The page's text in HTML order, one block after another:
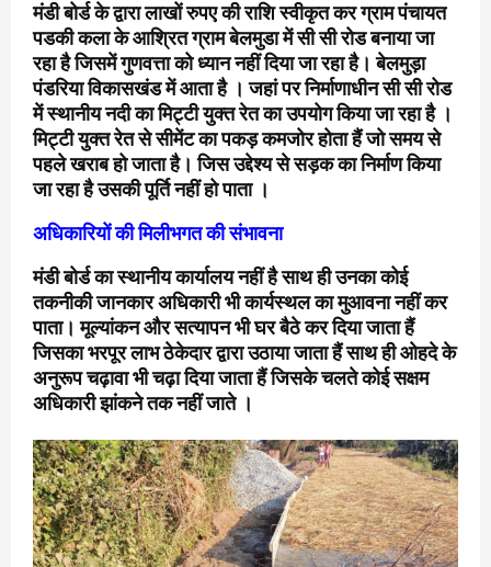
मंडी बोर्ड के द्वारा लाखों रुपए की राशि स्वीकृत कर ग्राम पंचायत
पडकी कला के आश्रित ग्राम बेलमुडा में सी सी रोड बनाया जा
रहा है जिसमें गुणवत्ता को ध्यान नहीं दिया जा रहा है। बेलमुड़ा
पंडरिया विकासखंड में आता है । जहां पर निर्माणाधीन सी सी रोड
में स्थानीय नदी का मिट्टी युक्त रेत का उपयोग किया जा रहा है ।
मिट्टी युक्त रेत से सीमेंट का पकड़ कमजोर होता हैं जो समय से
पहले खराब हो जाता है। जिस उद्देश्य से सड़क का निर्माण किया
जा रहा है उसकी पूर्ति नहीं हो पाता ।
अधिकारियों की मिलीभगत की संभावना
मंडी बोर्ड का स्थानीय कार्यालय नहीं है साथ ही उनका कोई
तकनीकी जानकार अधिकारी भी कार्यस्थल का मुआवना नहीं कर
पाता। मूल्यांकन और सत्यापन भी घर बैठे कर दिया जाता हैं
जिसका भरपूर लाभ ठेकेदार द्वारा उठाया जाता हैं साथ ही ओहदे के
अनुरूप चढ़ावा भी चढ़ा दिया जाता हैं जिसके चलते कोई सक्षम
अधिकारी झांकने तक नहीं जाते ।